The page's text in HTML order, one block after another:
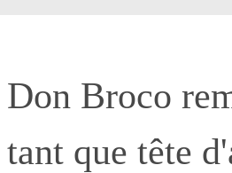
Don Broco
tant que tête